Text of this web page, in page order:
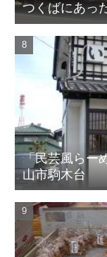
つくばにあっ
「民芸風ら
山市駒木台